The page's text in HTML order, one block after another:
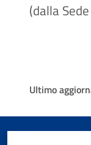
(dalla
Ultimo